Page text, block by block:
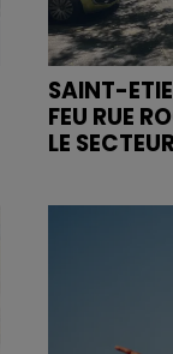
SAINT-
FEU RUE
LE